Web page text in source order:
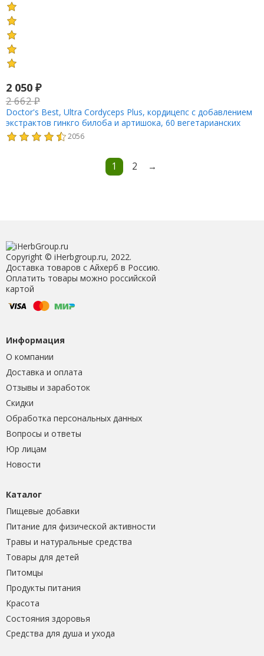
2 050 ₽
2 662₽
Doctor's Best, Ultra Cordyceps Plus, кордицепс с добавлением
экстрактов гинкго билоба и артишока, 60 вегетарианских
капсул
2056
1 2 →
Copyright © iHerbgroup.ru, 2022.
Доставка товаров с Айхерб в Россию.
Оплатить товары можно российской
картой
Информация
О компании
Доставка и оплата
Отзывы и заработок
Скидки
Обработка персональных данных
Вопросы и ответы
Юр лицам
Новости
Каталог
Пищевые добавки
Питание для физической активности
Травы и натуральные средства
Товары для детей
Питомцы
Продукты питания
Красота
Состояния здоровья
Средства для душа и ухода